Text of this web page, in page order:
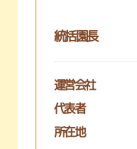
統括園長
運営会社
代表者
所在地